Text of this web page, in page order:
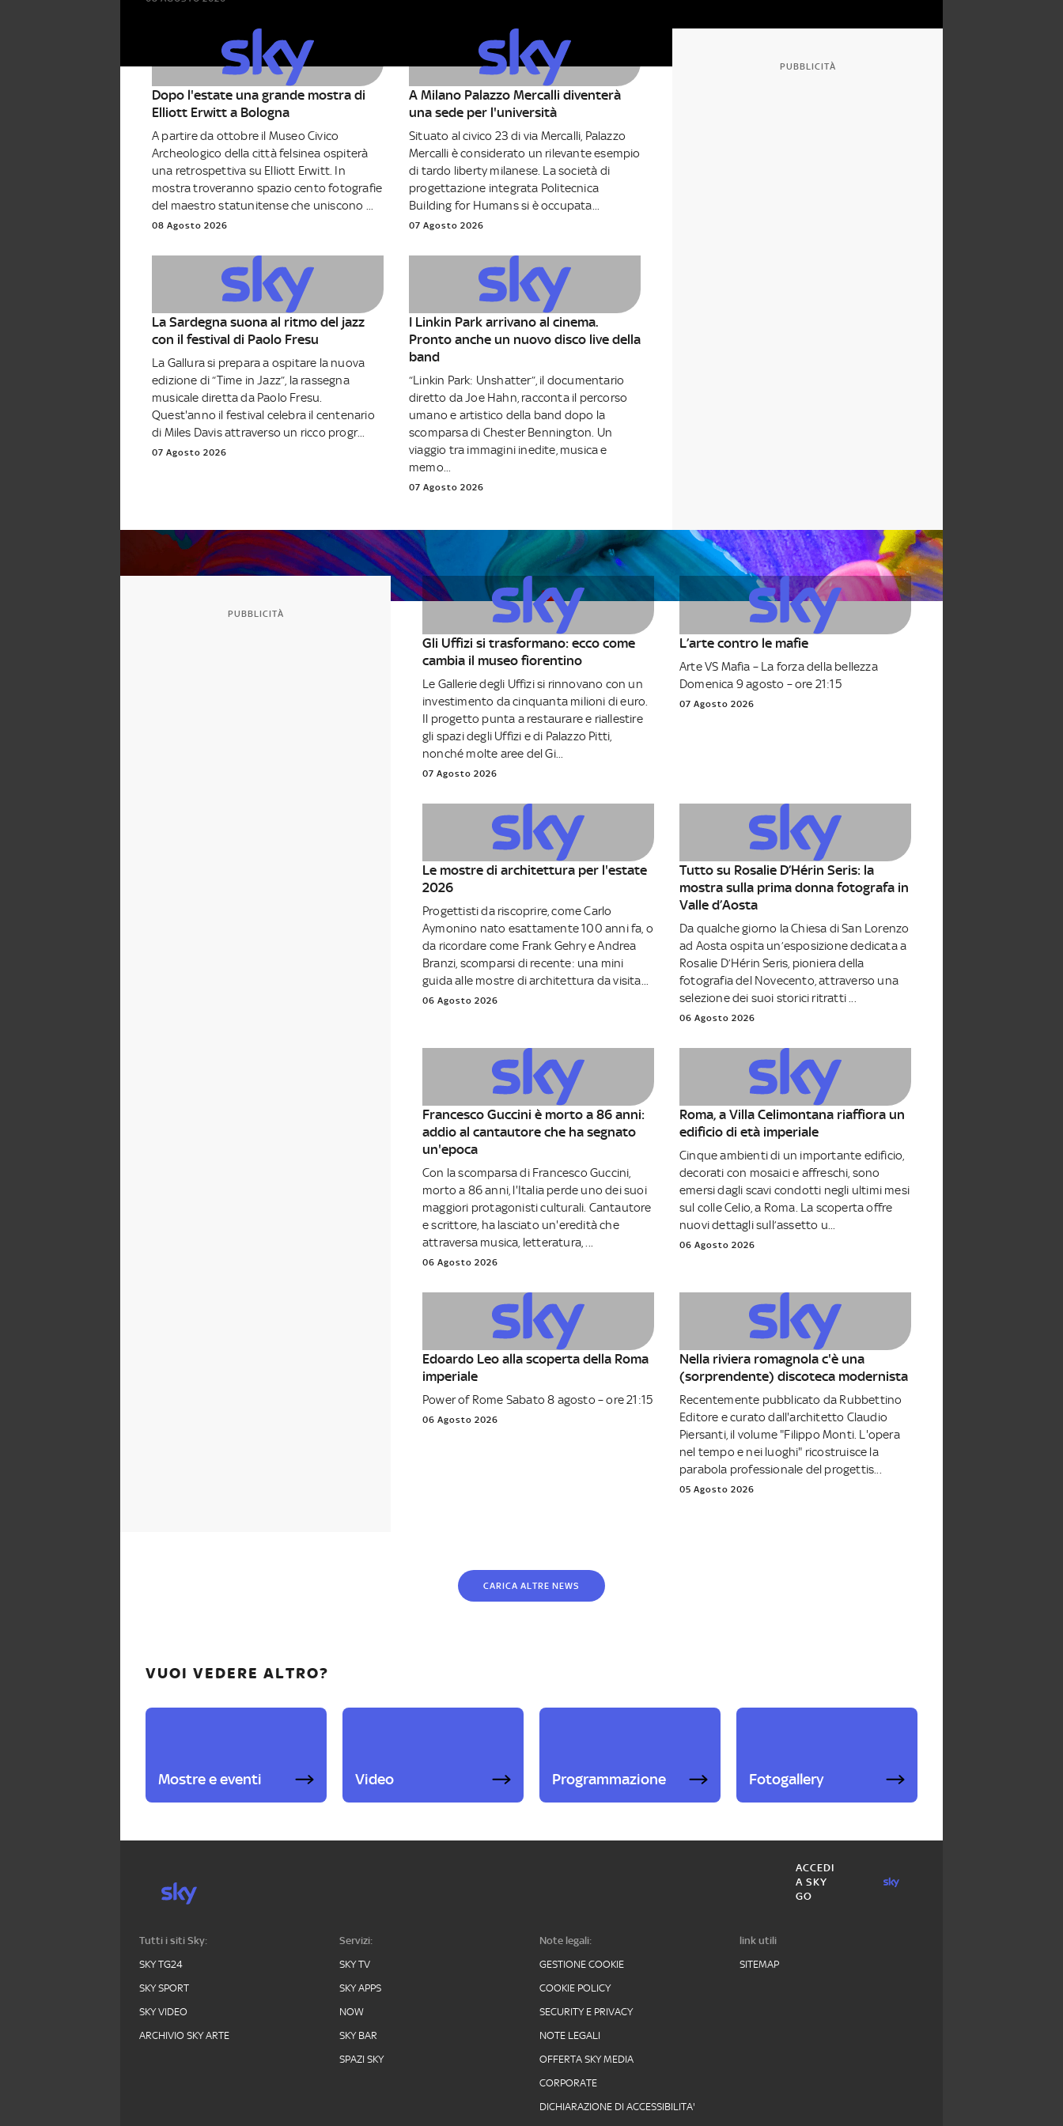
PUBBLICITÀ
Dopo l'estate una grande mostra di
Elliott Erwitt a Bologna
A partire da ottobre il Museo Civico
Archeologico della città felsinea ospiterà
una retrospettiva su Elliott Erwitt. In
mostra troveranno spazio cento fotografie
del maestro statunitense che uniscono ...
08 Agosto 2026
A Milano Palazzo Mercalli diventerà
una sede per l'università
Situato al civico 23 di via Mercalli, Palazzo
Mercalli è considerato un rilevante esempio
di tardo liberty milanese. La società di
progettazione integrata Politecnica
Building for Humans si è occupata...
07 Agosto 2026
La Sardegna suona al ritmo del jazz
con il festival di Paolo Fresu
La Gallura si prepara a ospitare la nuova
edizione di “Time in Jazz”, la rassegna
musicale diretta da Paolo Fresu.
Quest'anno il festival celebra il centenario
di Miles Davis attraverso un ricco progr...
07 Agosto 2026
I Linkin Park arrivano al cinema.
Pronto anche un nuovo disco live della
band
“Linkin Park: Unshatter”, il documentario
diretto da Joe Hahn, racconta il percorso
umano e artistico della band dopo la
scomparsa di Chester Bennington. Un
viaggio tra immagini inedite, musica e
memo...
07 Agosto 2026
PUBBLICITÀ
Gli Uffizi si trasformano: ecco come
cambia il museo fiorentino
Le Gallerie degli Uffizi si rinnovano con un
investimento da cinquanta milioni di euro.
Il progetto punta a restaurare e riallestire
gli spazi degli Uffizi e di Palazzo Pitti,
nonché molte aree del Gi...
07 Agosto 2026
L’arte contro le mafie
Arte VS Mafia – La forza della bellezza
Domenica 9 agosto – ore 21:15
07 Agosto 2026
Le mostre di architettura per l'estate
2026
Progettisti da riscoprire, come Carlo
Aymonino nato esattamente 100 anni fa, o
da ricordare come Frank Gehry e Andrea
Branzi, scomparsi di recente: una mini
guida alle mostre di architettura da visita...
06 Agosto 2026
Tutto su Rosalie D’Hérin Seris: la
mostra sulla prima donna fotografa in
Valle d’Aosta
Da qualche giorno la Chiesa di San Lorenzo
ad Aosta ospita un’esposizione dedicata a
Rosalie D’Hérin Seris, pioniera della
fotografia del Novecento, attraverso una
selezione dei suoi storici ritratti ...
06 Agosto 2026
Francesco Guccini è morto a 86 anni:
addio al cantautore che ha segnato
un'epoca
Con la scomparsa di Francesco Guccini,
morto a 86 anni, l'Italia perde uno dei suoi
maggiori protagonisti culturali. Cantautore
e scrittore, ha lasciato un'eredità che
attraversa musica, letteratura, ...
06 Agosto 2026
Roma, a Villa Celimontana riaffiora un
edificio di età imperiale
Cinque ambienti di un importante edificio,
decorati con mosaici e affreschi, sono
emersi dagli scavi condotti negli ultimi mesi
sul colle Celio, a Roma. La scoperta offre
nuovi dettagli sull’assetto u...
06 Agosto 2026
Edoardo Leo alla scoperta della Roma
imperiale
Power of Rome Sabato 8 agosto – ore 21:15
06 Agosto 2026
Nella riviera romagnola c'è una
(sorprendente) discoteca modernista
Recentemente pubblicato da Rubbettino
Editore e curato dall'architetto Claudio
Piersanti, il volume "Filippo Monti. L'opera
nel tempo e nei luoghi" ricostruisce la
parabola professionale del progettis...
05 Agosto 2026
CARICA ALTRE NEWS
VUOI VEDERE ALTRO?
Mostre e eventi Video Programmazione Fotogallery
ACCEDI
A SKY
GO
Tutti i siti Sky:
SKY TG24
SKY SPORT
SKY VIDEO
ARCHIVIO SKY ARTE
Servizi:
SKY TV
SKY APPS
NOW
SKY BAR
SPAZI SKY
Note legali:
GESTIONE COOKIE
COOKIE POLICY
SECURITY E PRIVACY
NOTE LEGALI
OFFERTA SKY MEDIA
CORPORATE
DICHIARAZIONE DI ACCESSIBILITA'
link utili
SITEMAP